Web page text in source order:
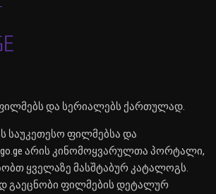
ფილმებს და სერიალებს ქართულად.
საუკეთესო ფილმებსა და
არის კინომოყვარულთა პორტალი,
ყველაზე მასშტაბურ კატალოგს.
გაეცნობი ფილმების დეტალურ